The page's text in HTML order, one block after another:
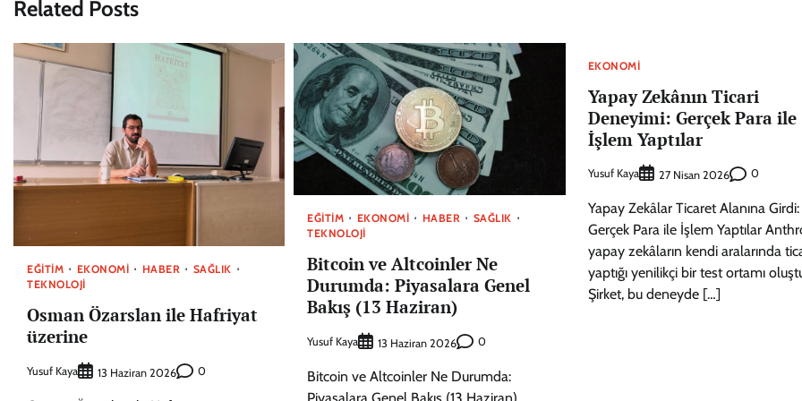
Related Posts
EĞITIM EKONOMI HABER
SAĞLIK
TEKNOLOJI
Osman Özarslan ile Hafriyat
üzerine
Yusuf Kaya 13 Haziran 2026 0
EĞITIM EKONOMI HABER
SAĞLIK
TEKNOLOJI
Bitcoin ve Altcoinler Ne
Durumda: Piyasalara Genel
Bakış (13 Haziran)
Yusuf Kaya 13 Haziran 2026 0
Bitcoin ve Altcoinler Ne Durumda:
EKONOMI
Yapay Zekânın Ticari
Deneyimi: Gerçek Para ile
İşlem Yaptılar
Yusuf Kaya 27 Nisan 2026 0
Yapay Zekâlar Ticaret Alanına Girdi:
Gerçek Para ile İşlem Yaptılar
yapay zekâların kendi aralarında
yaptığı yenilikçi bir test ortamı
Şirket, bu deneyde […]